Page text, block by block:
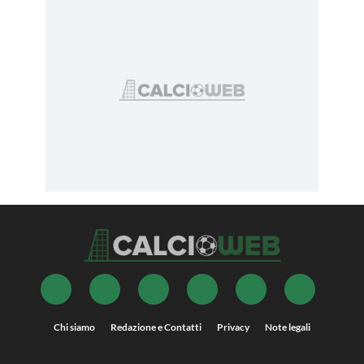
Chi siamo Redazione e Contatti Privacy Note legali